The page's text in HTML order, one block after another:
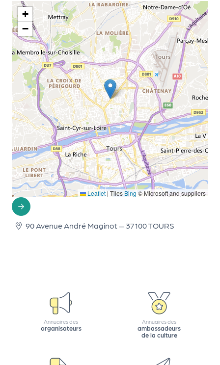
+
−
Leaflet | Tiles Bing © Microsoft and suppliers
90 Avenue André Maginot — 37100 TOURS
Annuaires des
organisateurs
Annuaires des
ambassadeurs
de la culture
os
se
rvi
ce
s
L
e
it
d
e
l'
o
r